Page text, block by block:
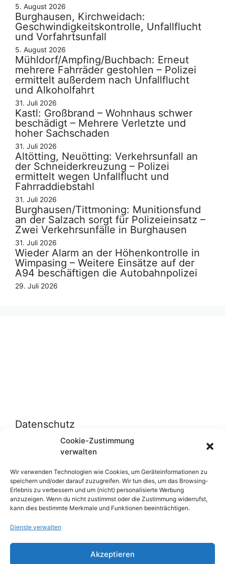
Cookie-Zustimmung
verwalten
Wir verwenden Technologien wie Cookies, um Geräteinformationen zu
speichern und/oder darauf zuzugreifen. Wir tun dies, um das Browsing-
Erlebnis zu verbessern und um (nicht) personalisierte Werbung
anzuzeigen. Wenn du nicht zustimmst oder die Zustimmung widerrufst,
kann dies bestimmte Merkmale und Funktionen beeinträchtigen.
Dienste verwalten
Akzeptieren
5. August 2026
Burghausen, Kirchweidach:
Geschwindigkeitskontrolle, Unfallflucht
und Vorfahrtsunfall
5. August 2026
Mühldorf/Ampfing/Buchbach: Erneut
mehrere Fahrräder gestohlen – Polizei
ermittelt außerdem nach Unfallflucht
und Alkoholfahrt
31. Juli 2026
Kastl: Großbrand – Wohnhaus schwer
beschädigt – Mehrere Verletzte und
hoher Sachschaden
31. Juli 2026
Altötting, Neuötting: Verkehrsunfall an
der Schneiderkreuzung – Polizei
ermittelt wegen Unfallflucht und
Fahrraddiebstahl
31. Juli 2026
Burghausen/Tittmoning: Munitionsfund
an der Salzach sorgt für Polizeieinsatz –
Zwei Verkehrsunfälle in Burghausen
31. Juli 2026
Wieder Alarm an der Höhenkontrolle in
Wimpasing – Weitere Einsätze auf der
A94 beschäftigen die Autobahnpolizei
29. Juli 2026
Datenschutz
Datenschutzerklärung
Cookie-Richtlinie (EU)
Über uns
Impressum
Werben auf inn-sider